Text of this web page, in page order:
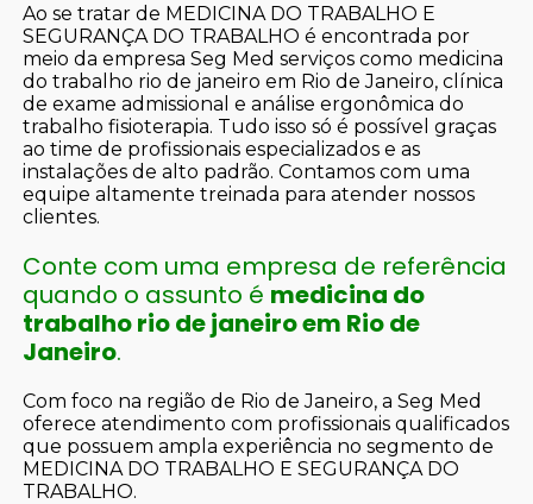
Ao se tratar de MEDICINA DO TRABALHO E
SEGURANÇA DO TRABALHO é encontrada por
meio da empresa Seg Med serviços como medicina
do trabalho rio de janeiro em Rio de Janeiro, clínica
de exame admissional e análise ergonômica do
trabalho fisioterapia. Tudo isso só é possível graças
ao time de profissionais especializados e as
instalações de alto padrão. Contamos com uma
equipe altamente treinada para atender nossos
clientes.
Conte com uma empresa de referência
quando o assunto é medicina do
trabalho rio de janeiro em Rio de
Janeiro.
Com foco na região de Rio de Janeiro, a Seg Med
oferece atendimento com profissionais qualificados
que possuem ampla experiência no segmento de
MEDICINA DO TRABALHO E SEGURANÇA DO
TRABALHO.